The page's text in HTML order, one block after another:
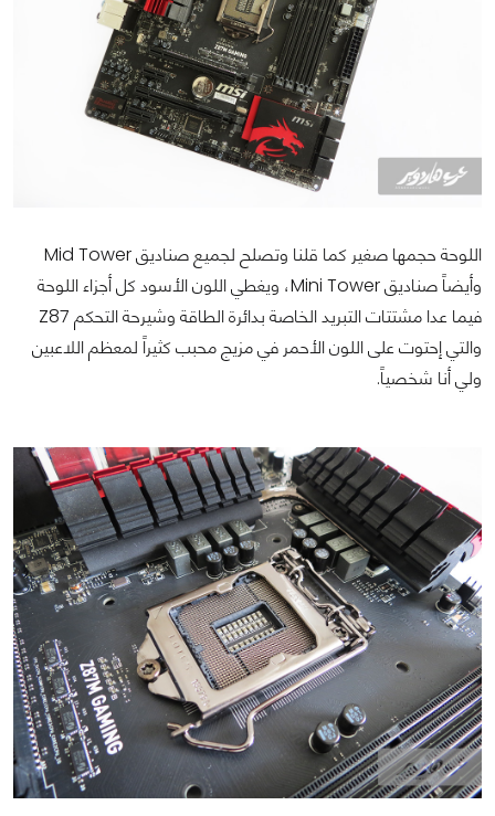
اللوحة حجمها صغير كما قلنا وتصلح لجميع صناديق Mid Tower
وأيضاً صناديق Mini Tower، ويغطي اللون الأسود كل أجزاء اللوحة
فيما عدا مشتتات التبريد الخاصة بدائرة الطاقة وشيرحة التحكم Z87
والتي إحتوت على اللون الأحمر في مزيج محبب كثيراً لمعظم اللاعبين
ولي أنا شخصياً.